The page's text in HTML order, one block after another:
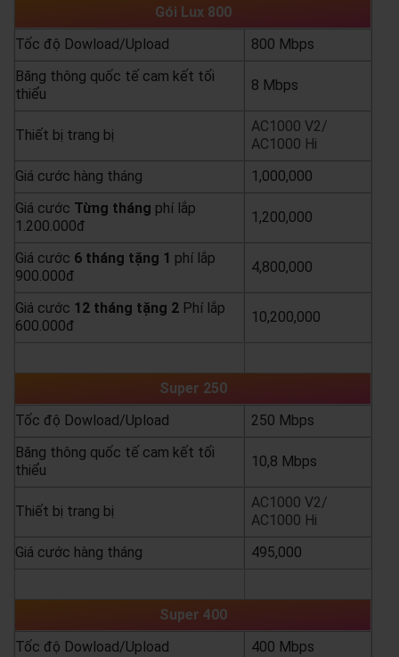
Gói Lux 800
Tốc độ Dowload/Upload
800 Mbps
Băng thông quốc tế cam kết tối
thiểu
8 Mbps
Thiết bị trang bị
AC1000 V2/
AC1000 Hi
Giá cước hàng tháng
1,000,000
Giá cước Từng tháng phí lắp
1.200.000đ
1,200,000
Giá cước 6 tháng tặng 1 phí lắp
900.000đ
4,800,000
Giá cước 12 tháng tặng 2 Phí lắp
600.000đ
10,200,000
Super 250
Tốc độ Dowload/Upload
250 Mbps
Băng thông quốc tế cam kết tối
thiểu
10,8 Mbps
Thiết bị trang bị
AC1000 V2/
AC1000 Hi
Giá cước hàng tháng
495,000
Super 400
Tốc độ Dowload/Upload
400 Mbps